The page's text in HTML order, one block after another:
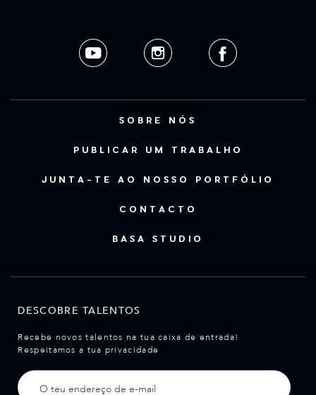
SOBRE NÓS
PUBLICAR UM TRABALHO
JUNTA-TE AO NOSSO PORTFÓLIO
CONTACTO
BASA STUDIO
DESCOBRE TALENTOS
Recebe novos talentos na tua caixa de entrada!
Respeitamos a tua privacidade